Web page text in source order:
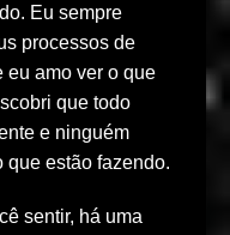
Eu sempre
processos de
eu amo ver o que
que todo
e ninguém
que estão fazendo.
sentir, há uma